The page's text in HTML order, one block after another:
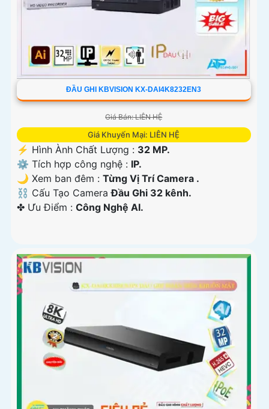
ĐẦU GHI KBVISION KX-DAI4K8232EN3
Giá Bán: LIÊN HỆ
Giá Khuyến Mại: LIÊN HỆ
️⚡ Hình Ành Chất Lượng : 32 MP.
⚙ Tích hợp công nghệ : IP.
🌙 Xem ban đêm : Từng Vị Trí Camera .
⛓ Cấu Tạo CameraĐầu Ghi 32 kênh.
️✤ Ưu Điểm : Công Nghệ AI.